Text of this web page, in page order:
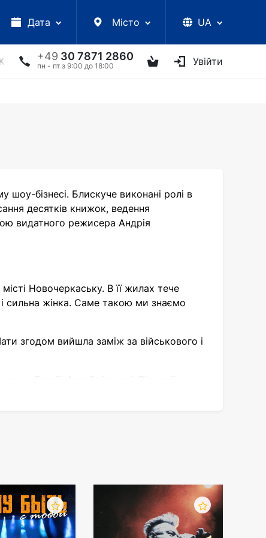
Дата Місто UA
+49 30 7871 2860
пн - пт з 9:00 до 18:00 Увійти
УКРАЇНСЬКІ АРТИСТИ ІНШЕ ТВОРЧІ
бізнесі. Блискуче виконані ролі в
десятків книжок, ведення
видатного режисера Андрія
Новочеркаську. В її жилах тече
і сильна жінка. Саме такою ми знаємо
згодом вийшла заміж за військового і
отримала в одному з освітніх
Хоча був і альтернативний варіант -
Білоруська державна академія
академічному театрі ім. Я. Я.
Дівчина знайшла вихід із цієї ситуації